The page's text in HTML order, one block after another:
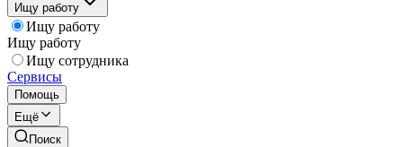
Ищу работу
Ищу работу
Ищу работу
Ищу сотрудника
Сервисы
Помощь
Ещё
Поиск